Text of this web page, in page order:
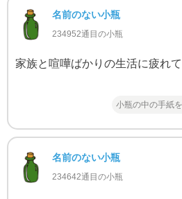
名前のない小瓶
234952通目の小瓶
家族と喧嘩ばかりの生活に疲れ
小瓶の中の手紙
名前のない小瓶
234642通目の小瓶